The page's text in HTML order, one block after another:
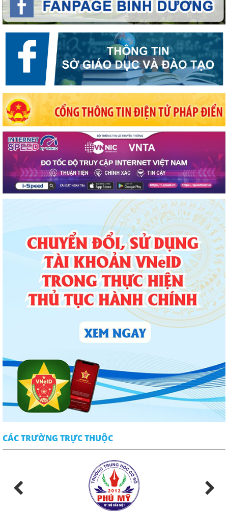
CÁC TRƯỜNG TRỰC THUỘC